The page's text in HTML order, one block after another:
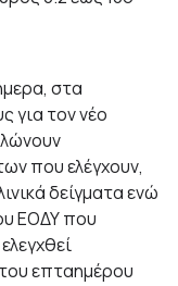
στα
για τον νέο
που ελέγχουν,
δείγματα ενώ
ΕΟΔΥ που
επταημέρου